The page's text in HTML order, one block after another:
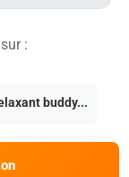
:
buddy...